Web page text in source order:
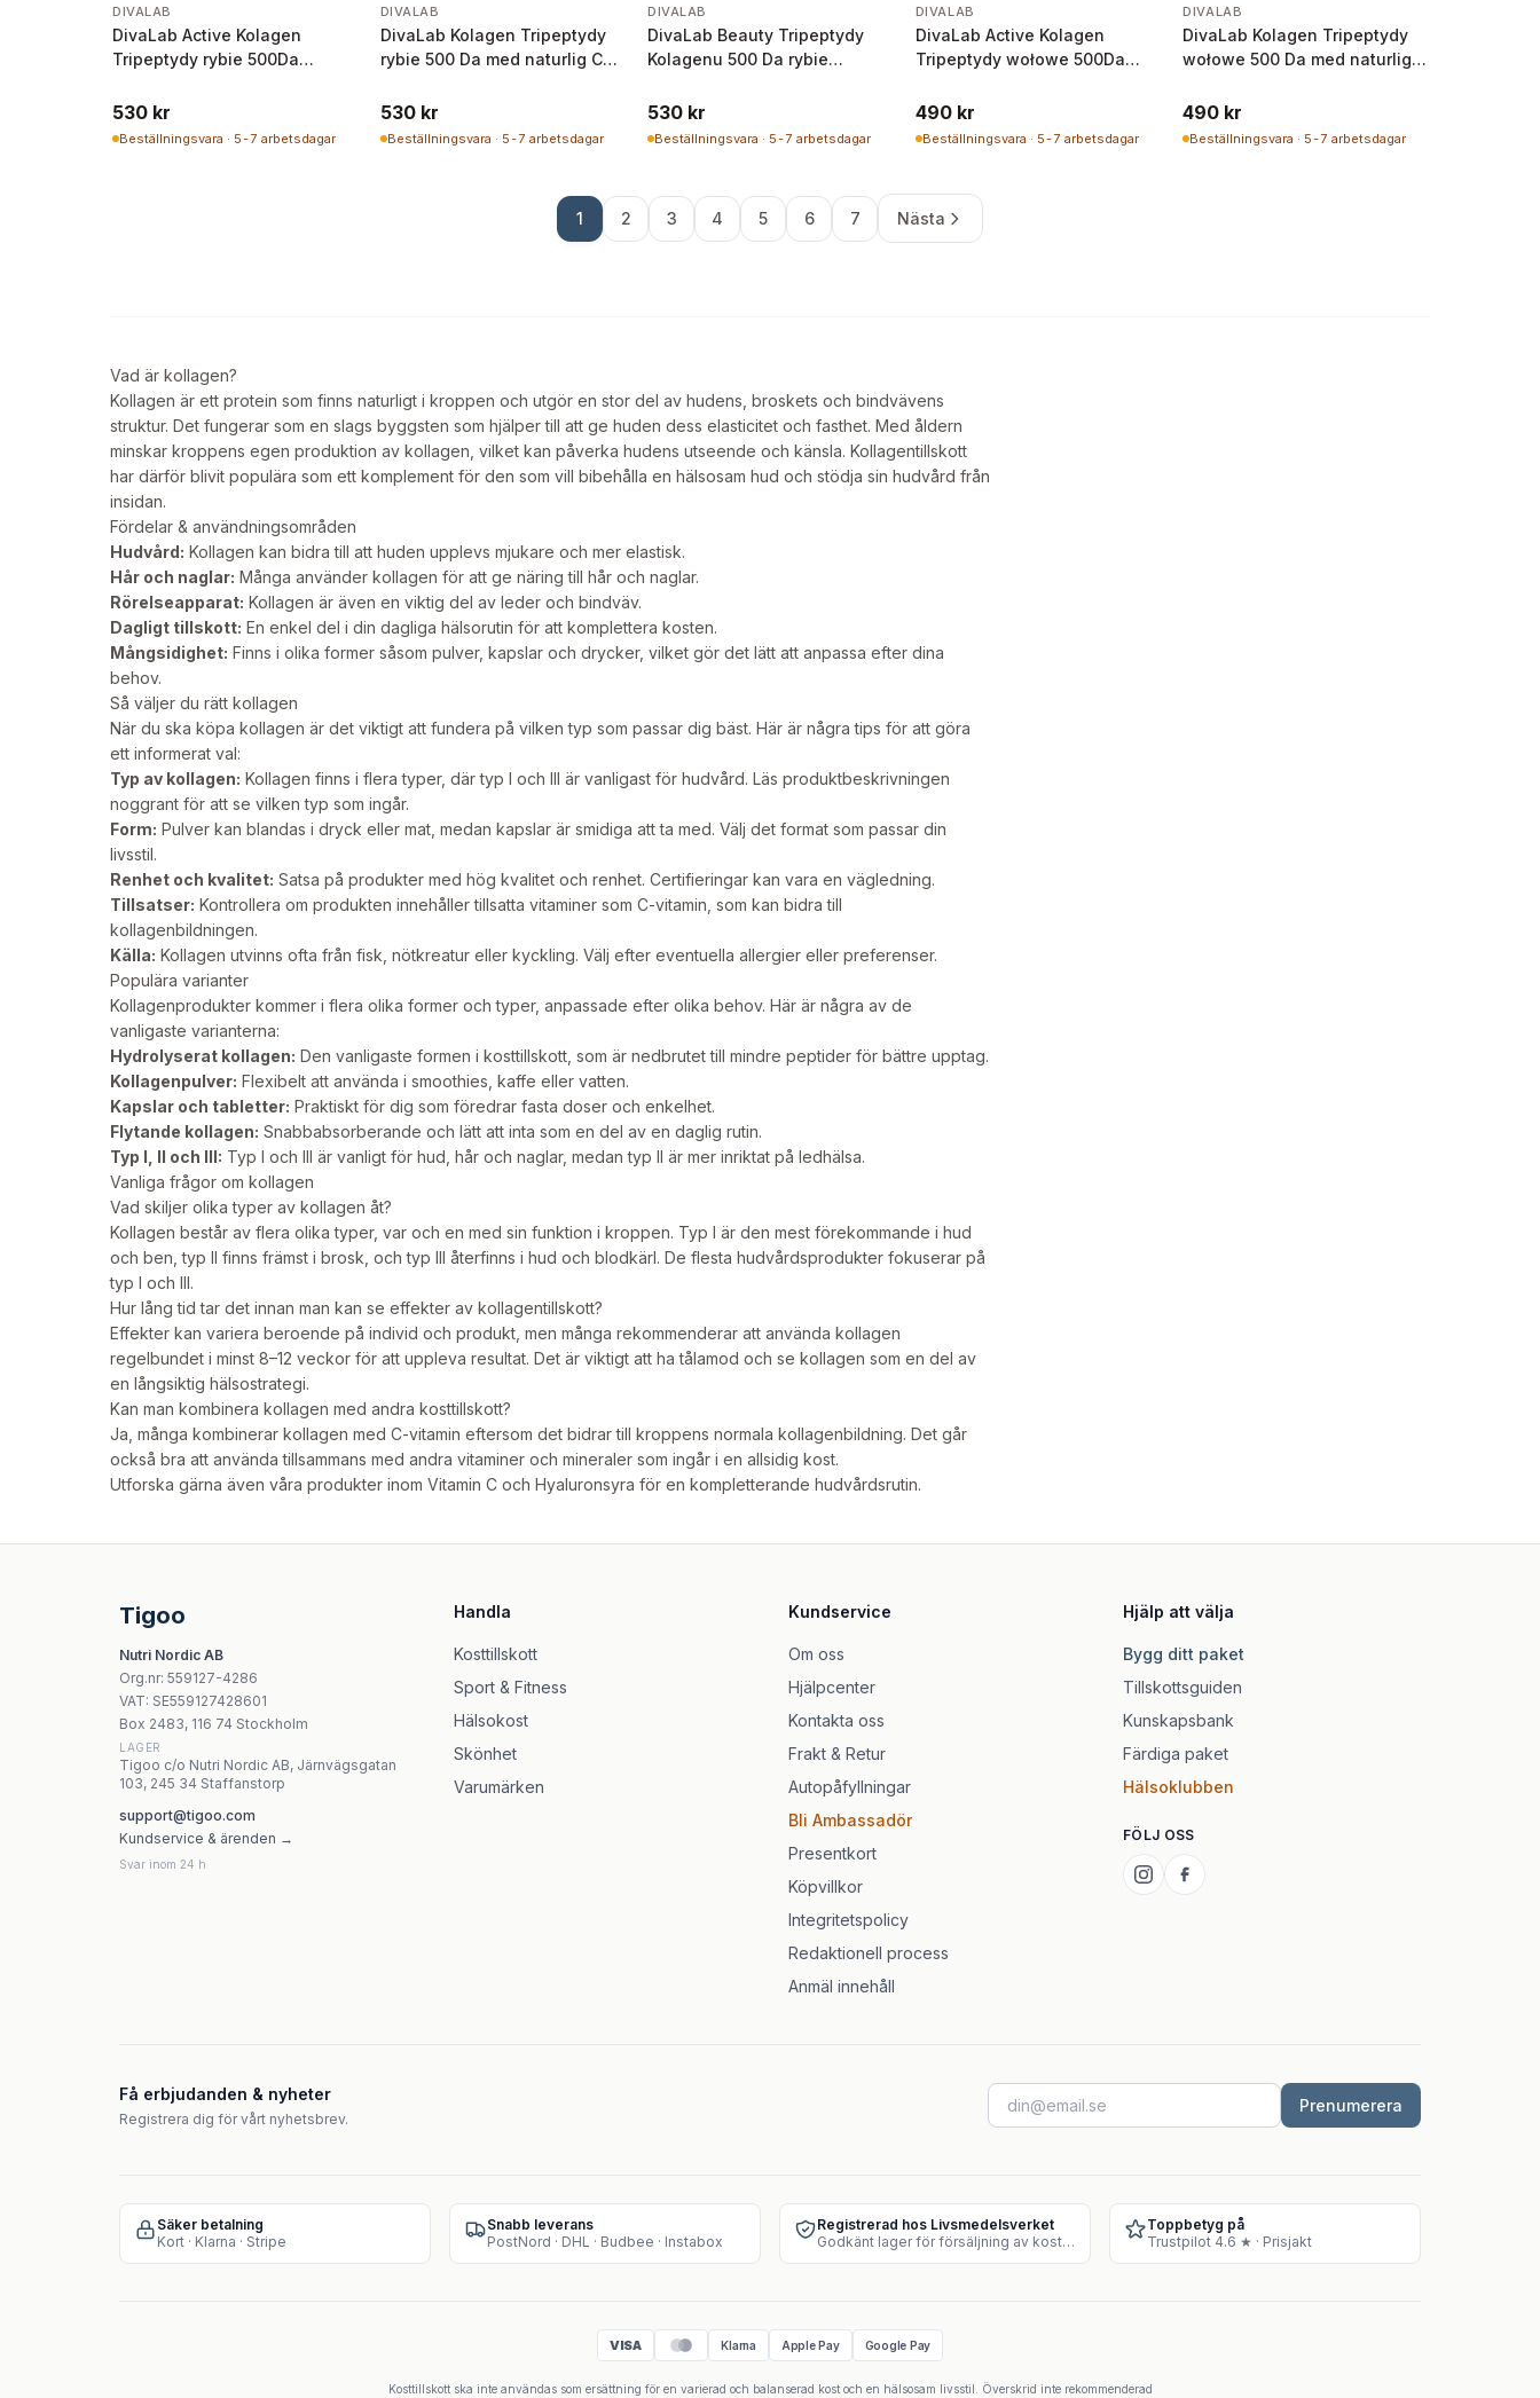
DIVALAB
DivaLab Active Kolagen
Tripeptydy rybie 500Da
250g
530 kr
Beställningsvara · 5-7 arbetsdagar
DIVALAB
DivaLab Kolagen Tripeptydy
rybie 500 Da med naturlig C-
530 kr
Beställningsvara · 5-7 arbetsdagar
DIVALAB
DivaLab Beauty Tripeptydy
Kolagenu 500 Da rybie
530 kr
Beställningsvara · 5-7 arbetsdagar
DIVALAB
DivaLab Active Kolagen
Tripeptydy wołowe 500Da
250g
490 kr
Beställningsvara · 5-7 arbetsdagar
DIVALAB
DivaLab Kolagen Tripeptydy
wołowe 500 Da med naturligt
490 kr
Beställningsvara · 5-7 arbetsdagar
1 2 3 4 5 6 7 Nästa
Vad är kollagen?
Kollagen är ett protein som finns naturligt i kroppen och utgör en stor del av hudens, broskets och bindvävens
struktur. Det fungerar som en slags byggsten som hjälper till att ge huden dess elasticitet och fasthet. Med åldern
minskar kroppens egen produktion av kollagen, vilket kan påverka hudens utseende och känsla. Kollagentillskott
har därför blivit populära som ett komplement för den som vill bibehålla en hälsosam hud och stödja sin hudvård från
insidan.
Fördelar & användningsområden
Hudvård: Kollagen kan bidra till att huden upplevs mjukare och mer elastisk.
Hår och naglar: Många använder kollagen för att ge näring till hår och naglar.
Rörelseapparat: Kollagen är även en viktig del av leder och bindväv.
Dagligt tillskott: En enkel del i din dagliga hälsorutin för att komplettera kosten.
Mångsidighet: Finns i olika former såsom pulver, kapslar och drycker, vilket gör det lätt att anpassa efter dina
behov.
Så väljer du rätt kollagen
När du ska köpa kollagen är det viktigt att fundera på vilken typ som passar dig bäst. Här är några tips för att göra
ett informerat val:
Typ av kollagen: Kollagen finns i flera typer, där typ I och III är vanligast för hudvård. Läs produktbeskrivningen
noggrant för att se vilken typ som ingår.
Form: Pulver kan blandas i dryck eller mat, medan kapslar är smidiga att ta med. Välj det format som passar din
livsstil.
Renhet och kvalitet: Satsa på produkter med hög kvalitet och renhet. Certifieringar kan vara en vägledning.
Tillsatser: Kontrollera om produkten innehåller tillsatta vitaminer som C-vitamin, som kan bidra till
kollagenbildningen.
Källa: Kollagen utvinns ofta från fisk, nötkreatur eller kyckling. Välj efter eventuella allergier eller preferenser.
Populära varianter
Kollagenprodukter kommer i flera olika former och typer, anpassade efter olika behov. Här är några av de
vanligaste varianterna:
Hydrolyserat kollagen: Den vanligaste formen i kosttillskott, som är nedbrutet till mindre peptider för bättre upptag.
Kollagenpulver: Flexibelt att använda i smoothies, kaffe eller vatten.
Kapslar och tabletter: Praktiskt för dig som föredrar fasta doser och enkelhet.
Flytande kollagen: Snabbabsorberande och lätt att inta som en del av en daglig rutin.
Typ I, II och III: Typ I och III är vanligt för hud, hår och naglar, medan typ II är mer inriktat på ledhälsa.
Vanliga frågor om kollagen
Vad skiljer olika typer av kollagen åt?
Kollagen består av flera olika typer, var och en med sin funktion i kroppen. Typ I är den mest förekommande i hud
och ben, typ II finns främst i brosk, och typ III återfinns i hud och blodkärl. De flesta hudvårdsprodukter fokuserar på
typ I och III.
Hur lång tid tar det innan man kan se effekter av kollagentillskott?
Effekter kan variera beroende på individ och produkt, men många rekommenderar att använda kollagen
regelbundet i minst 8–12 veckor för att uppleva resultat. Det är viktigt att ha tålamod och se kollagen som en del av
en långsiktig hälsostrategi.
Kan man kombinera kollagen med andra kosttillskott?
Ja, många kombinerar kollagen med C-vitamin eftersom det bidrar till kroppens normala kollagenbildning. Det går
också bra att använda tillsammans med andra vitaminer och mineraler som ingår i en allsidig kost.
Utforska gärna även våra produkter inom Vitamin C och Hyaluronsyra för en kompletterande hudvårdsrutin.
Tigoo
Nutri Nordic AB
Org.nr: 559127-4286
VAT: SE559127428601
Box 2483, 116 74 Stockholm
LAGER
Tigoo c/o Nutri Nordic AB, Järnvägsgatan
103, 245 34 Staffanstorp
support@tigoo.com
Kundservice & ärenden →
Svar inom 24 h
Handla
Kosttillskott
Sport & Fitness
Hälsokost
Skönhet
Varumärken
Kundservice
Om oss
Hjälpcenter
Kontakta oss
Frakt & Retur
Autopåfyllningar
Bli Ambassadör
Presentkort
Köpvillkor
Integritetspolicy
Redaktionell process
Anmäl innehåll
Hjälp att välja
Bygg ditt paket
Tillskottsguiden
Kunskapsbank
Färdiga paket
Hälsoklubben
FÖLJ OSS
Få erbjudanden & nyheter
Registrera dig för vårt nyhetsbrev.
Prenumerera
Säker betalning
Kort · Klarna · Stripe
Snabb leverans
PostNord · DHL · Budbee · Instabox
Registrerad hos Livsmedelsverket
Godkänt lager för försäljning av kosttillskott
Toppbetyg på
Trustpilot 4.6 ★ · Prisjakt
VISA Klarna Apple Pay Google Pay
Kosttillskott ska inte användas som ersättning för en varierad och balanserad kost och en hälsosam livsstil. Överskrid inte rekommenderad